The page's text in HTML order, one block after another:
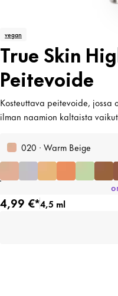
vegan
True Skin
Peitevoide
Kosteuttava peitevoide, jossa
ilman naamion kaltaista
020 · Warm Beige
4,99 €*4,5 ml